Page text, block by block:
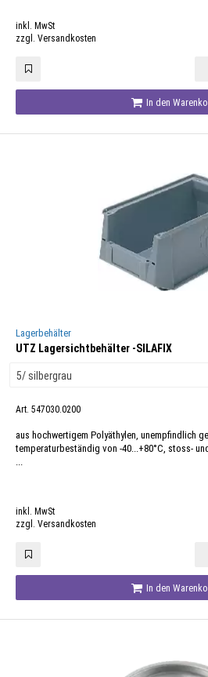
inkl. MwSt
zzgl. Versandkosten
In den
Lagerbehälter
UTZ Lagersichtbehälter -SILAFIX
Art. 547030.0200
aus hochwertigem Polyäthylen, unempfindlich
temperaturbeständig von -40...+80°C, stoss-
...
inkl. MwSt
zzgl. Versandkosten
In den